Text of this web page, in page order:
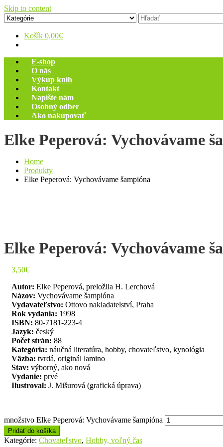
Skip to content
Zelený dom
Antikvariát
Košík 0,00€
E-shop
O nás
Výkup kníh
Kontakt
Napíšte nám
Osobný odber
Ako nakupovať
Elke Peperová: Vychovávame
Home
Produkty
Elke Peperová: Vychovávame šampióna
Elke Peperová: Vychovávame
3,50€
Autor: Elke Peperová, preložila H. Lerchová
Názov: Vychovávame šampióna
Vydavateľstvo: Ottovo nakladatelství, Praha
Rok vydania: 1998
ISBN: 80-7181-223-4
Jazyk: český
Počet strán: 88
Kategória: náučná literatúra, hobby, chovateľstvo, kynológia
Väzba: tvrdá, originál lamino
Stav: výborný, ako nová
Vydanie: prvé
Ilustroval: J. Mišurová (grafická úprava)
množstvo Elke Peperová: Vychovávame šampióna
Pridať do košíka
Kategórie: Chovateľstvo, Hobby, voľný čas